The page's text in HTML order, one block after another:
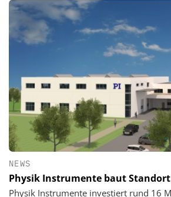
NEWS
Physik Instrumente baut Standort
Physik Instrumente investiert rund 16